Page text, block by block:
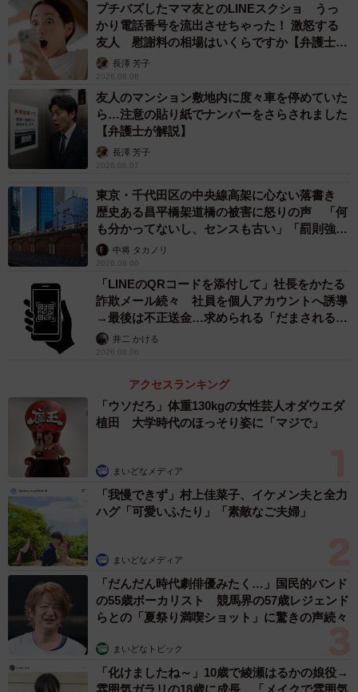
プチバズしたママ友とのLINEスクショ うっ
かり電話番号を流出させちゃった！ 激怒する
友人 慰謝料の相場はいくらですか【弁護士が
解説】長澤 芳子
2026.08.08
友人のマンション敷地内に度々車を停めていた
ら…注意の貼り紙でナンバーをさらされました
【弁護士が解説】
長澤 芳子
2026.08.07
東京・千代田区の中央線高架に心ない落書き
歴史ある昌平橋架道橋の被害に怒りの声 「何
も分かってないし、センスも古い」「罰則強化
して」中将 タカノリ
2026.08.06
「LINEのQRコードを添付して」社長をかたる
詐欺メール続々 社員を個人アカウントへ誘導
→最後は不正送金…求められる「だまされる前
提」の対策
井二 かける
2026.08.06
アクセスランキング
「ウソだろ」体重130kgの女性芸人オダウエダ
植田 大学時代のほっそり姿に「マジで」
まいどなメディア
「我慢できず」村上佳菜子、イケメン夫と全力
ハグ「可愛いふたり」「素敵なご夫婦」
まいどなメディア
「だんだん時代劇俳優みたく…」国民的バンド
の55歳ボーカリスト 競馬界の57歳レジェンド
らとの「夏祭り満喫ショット」に驚きの声続々
まいどなトピック
「化けましたね～」10歳で綾瀬はるかの娘役→
雰囲気ガラリの18歳に成長 「メイクで雰囲気